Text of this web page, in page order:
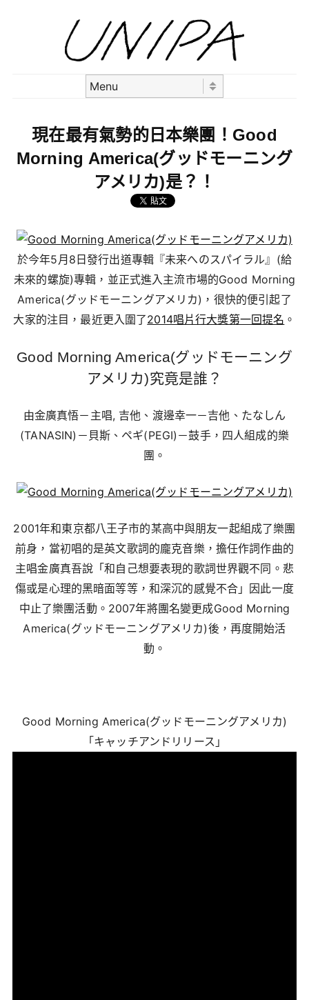
現在最有氣勢的日本樂團！Good
Morning America(グッドモーニング
アメリカ)是？！
於今年5月8日發行出道專輯『未来へのスパイラル』(給
未來的螺旋)專輯，並正式進入主流市場的Good Morning
America(グッドモーニングアメリカ)，很快的便引起了
大家的注目，最近更入圍了2014唱片行大獎第一回提名 。
Good Morning America(グッドモーニング
アメリカ)究竟是誰？
由金廣真悟－主唱, 吉他、渡邊幸一－吉他、たなしん
(TANASIN)－貝斯、ペギ(PEGI)－鼓手，四人組成的樂
團。
2001年和東京都八王子市的某高中與朋友一起組成了樂團
前身，當初唱的是英文歌詞的龐克音樂，擔任作詞作曲的
主唱金廣真吾說「和自己想要表現的歌詞世界觀不同。悲
傷或是心理的黑暗面等等，和深沉的感覺不合」因此一度
中止了樂團活動。2007年將團名變更成Good Morning
America(グッドモーニングアメリカ)後，再度開始活
動。
Good Morning America(グッドモーニングアメリカ)
「キャッチアンドリリース」